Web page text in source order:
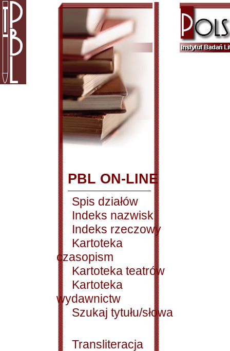
PBL ON-LINE
Spis działów
Indeks nazwisk
Indeks rzeczowy
Kartoteka
czasopism
Kartoteka teatrów
Kartoteka
wydawnictw
Szukaj tytułu/słowa
Transliteracja